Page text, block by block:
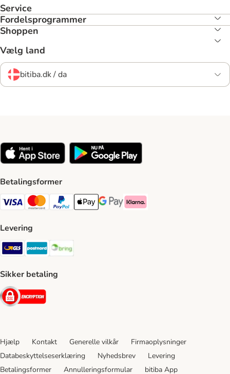
Service
Fordelsprogrammer
Shoppen
Vælg land
bitiba.dk / da
Betalingsformer
VISA Payment Method
Mastercard Payment Method
Paypal Payment Method
Apple Pay Payment Method
Google Pay Payment Method
Klarna Payment Method
Levering
GLS Shipping Method
Postnord Shipping Method
Sikker betaling
Security
Hjælp Kontakt Generelle vilkår
Firmaoplysninger
Databeskyttelseserklæring
Nyhedsbrev
Levering
Betalingsformer
Annulleringsformular bitiba App